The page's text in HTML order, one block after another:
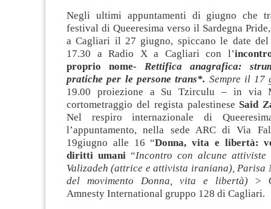
Negli ultimi appuntamenti di giugno che
festival di Queeresima verso il Sardegna
a Cagliari il 27 giugno, spiccano le date
17.30 a Radio X a Cagliari con l’
proprio nome- Rettifica anagrafica:
pratiche per le persone trans*. Sempre il 17
19.00 proiezione a Su Tzirculu – in via
cortometraggio del regista palestinese Said
Nel respiro internazionale di
l’appuntamento, nella sede ARC di Via
19giugno alle 16 “Donna, vita e libertà:
diritti umani “Incontro con alcune attiviste
Valizadeh (attrice e attivista iraniana), Parisa
del movimento Donna, vita e libertà) >
Amnesty International gruppo 128 di Cagliari.